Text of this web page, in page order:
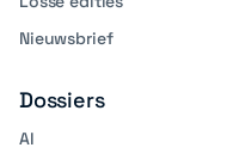
Nieuwsbrief
Dossiers
AI